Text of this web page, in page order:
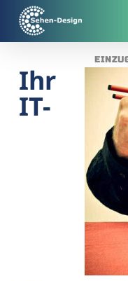
main
Ihr
IT-